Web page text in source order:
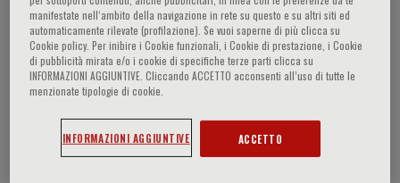
HOME PAGE / CORSI ED EVENTI / RELATORE
Torsten Gerriet Blum
manifestate nell‘ambito della navigazione in rete su questo e su altri siti ed
automaticamente rilevate (profilazione). Se vuoi saperne di più clicca su
Cookie policy. Per inibire i Cookie funzionali, i Cookie di prestazione, i Cookie
di pubblicità mirata e/o i cookie di specifiche terze parti clicca su
INFORMAZIONI AGGIUNTIVE. Cliccando ACCETTO acconsenti all’uso di tutte le
menzionate tipologie di cookie.
INFORMAZIONI AGGIUNTIVE ACCETTO